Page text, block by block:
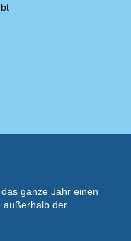
ganze Jahr einen
außerhalb der